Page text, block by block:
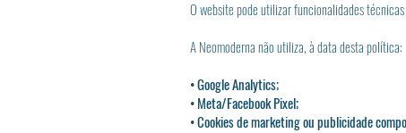
O website pode utilizar funcionalidades
A Neomoderna não utiliza, à data desta política:
• Google Analytics;
• Meta/Facebook Pixel;
• Cookies de marketing ou publicidade